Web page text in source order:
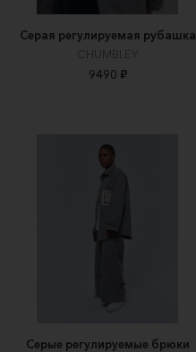
Серая регулируемая рубашка
CHUMBLEY
9490 ₽
Серые регулируемые брюки